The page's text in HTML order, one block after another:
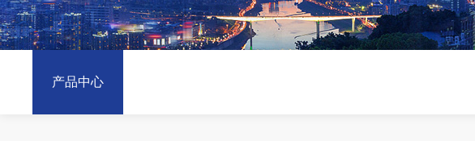
产品中心